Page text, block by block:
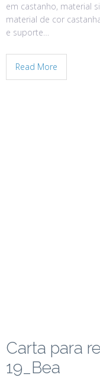
em castanho, material
material de cor
e suporte…
Read More
Carta para
19_Bea